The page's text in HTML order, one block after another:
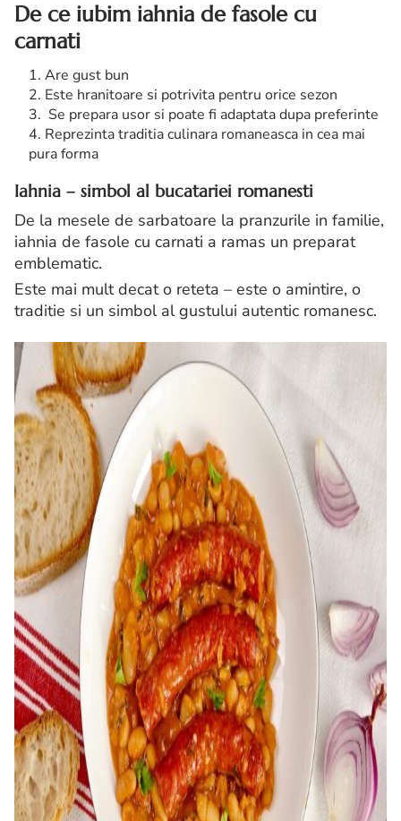
De ce iubim iahnia de fasole cu
carnati
Are gust bun
Este hranitoare si potrivita pentru orice sezon
Se prepara usor si poate fi adaptata dupa preferinte
Reprezinta traditia culinara romaneasca in cea mai
pura forma
Iahnia – simbol al bucatariei romanesti
De la mesele de sarbatoare la pranzurile in familie,
iahnia de fasole cu carnati a ramas un preparat
emblematic.
Este mai mult decat o reteta – este o amintire, o
traditie si un simbol al gustului autentic romanesc.